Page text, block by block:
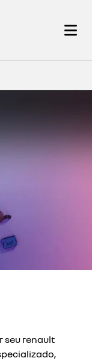
seu renault